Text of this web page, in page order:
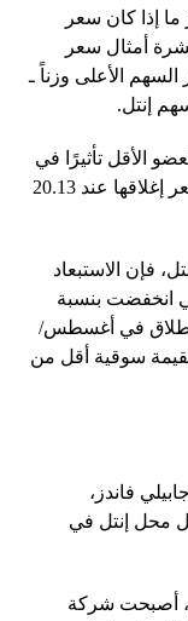
ما إذا كان سعر
أمثال سعر
الأعلى وزناً ـ
الأقل تأثيرًا في
المؤشر بوزن ضئيل يبلغ 0.32% بناءً على سعر إغلاقها عند 20.13
فإن الاستبعاد
انخفضت بنسبة
الإطلاق في أغسطس/
بقيمة سوقية أقل من
فاندز،
محل إنتل في
160% هذا العام، أصبحت شركة